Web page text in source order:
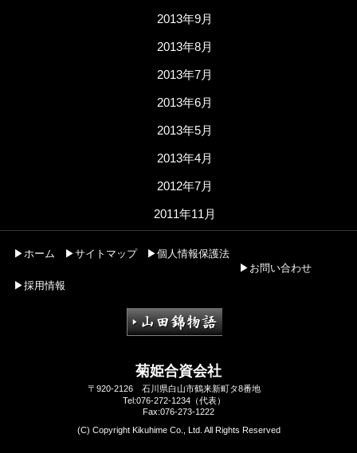
2013年9月
2013年8月
2013年7月
2013年6月
2013年5月
2013年4月
2012年7月
2011年11月
▶ホーム ▶サイトマップ
▶個人情報保護法
▶お問い合わせ
▶採用情報
菊姫合資会社
〒920-2126 石川県白山市鶴来新町タ8番地
Tel:076-272-1234（代表）
Fax:076-273-1222
(C) Copyright Kikuhime Co., Ltd. All Rights Reserved